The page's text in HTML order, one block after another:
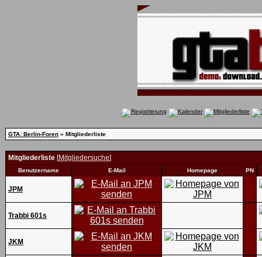
GTA: Berlin-Foren » Mitgliederliste
Mitgliederliste [Mitgliedersuche]
Benutzername E-Mail Homepage PN
JPM
Trabbi 601s
JKM